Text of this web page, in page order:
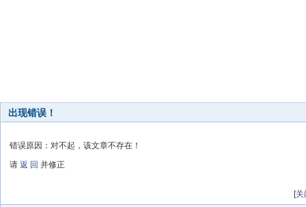
出现错误！
错误原因：对不起，该文章不存在！
请 返 回 并修正
[关